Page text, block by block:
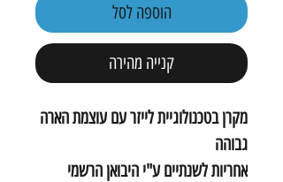
הוספה לסל
קנייה מהירה
מקרן בטכנולוגיית לייזר עם עוצמת הארה
גבוהה
אחריות לשנתיים ע"י היבואן הרשמי